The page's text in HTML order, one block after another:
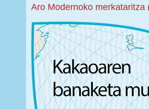
Aro Modernoko merkataritza